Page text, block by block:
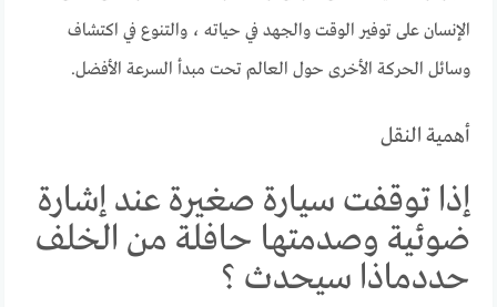
الإنسان على توفير الوقت والجهد في حياته ، والتنوع في اكتشاف
وسائل الحركة الأخرى حول العالم تحت مبدأ السرعة الأفضل.
أهمية النقل
إذا توقفت سيارة صغيرة عند إشارة
ضوئية وصدمتها حافلة من الخلف
حددماذا سيحدث ؟